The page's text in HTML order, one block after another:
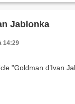
Jablonka
14:29